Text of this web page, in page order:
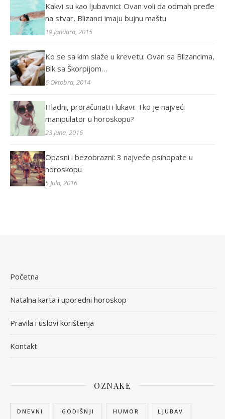
Kakvi su kao ljubavnici: Ovan voli da odmah pređe
na stvar, Blizanci imaju bujnu maštu
19 Januara, 2015
Ko se sa kim slaže u krevetu: Ovan sa Blizancima,
Bik sa Škorpijom…
6 Oktobra, 2014
Hladni, proračunati i lukavi: Tko je najveći
manipulator u horoskopu?
23 Juna, 2016
Opasni i bezobrazni: 3 najveće psihopate u
horoskopu
5 Jula, 2016
Početna
Natalna karta i uporedni horoskop
Pravila i uslovi korištenja
Kontakt
OZNAKE
DNEVNI GODIŠNJI HUMOR LJUBAV